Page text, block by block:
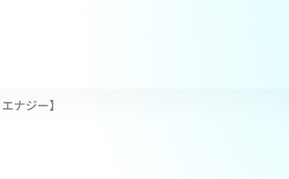
ナジー】